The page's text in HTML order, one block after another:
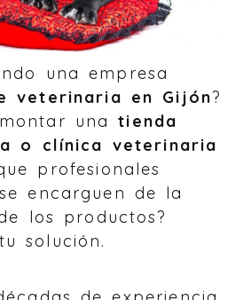
una empresa
veterinaria en Gijón?
unatienda
o clínica veterinaria
profesionales
encarguen de la
los productos?
solución.